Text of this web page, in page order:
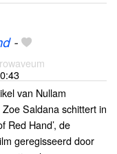
-
van Nullam
Saldana schittert in
Red Hand’, de
geregisseerd door